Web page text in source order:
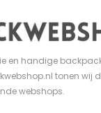
en handige
tonen wij
webshops.